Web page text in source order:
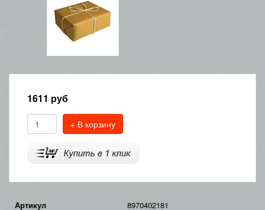
1611 руб
+ В корзину
Артикул 8970402181